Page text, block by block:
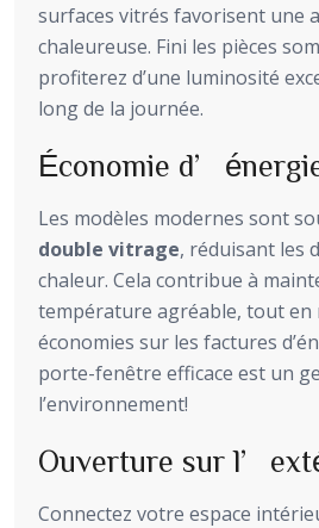
surfaces vitrés favorisent une
chaleureuse. Fini les pièces
profiterez d’une luminosité
long de la journée.
Économie
Les modèles modernes sont
double vitrage, réduisant les
chaleur. Cela contribue à
température agréable, tout en
économies sur les factures
porte-fenêtre efficace est un
l’environnement!
Ouverture sur
Connectez votre espace